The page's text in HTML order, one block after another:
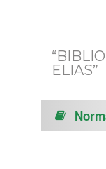
ELIAS”